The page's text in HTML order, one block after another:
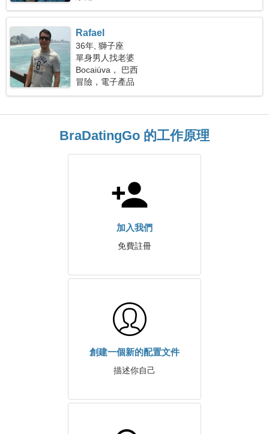
Rafael
36年, 獅子座
單身男人找老婆
Bocaiúva， 巴西
冒險，電子產品
BraDatingGo 的工作原理
加入我們
免費註冊
創建一個新的配置文件
描述你自己